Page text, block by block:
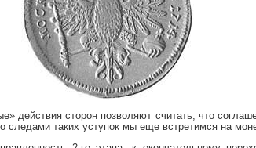
действия сторон позволяют считать, что
следами таких уступок мы еще встретимся на